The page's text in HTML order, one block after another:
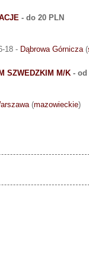
- do 20 PLN
18 - Dąbrowa Górnicza(
SZWEDZKIM M/K - od
(mazowieckie)